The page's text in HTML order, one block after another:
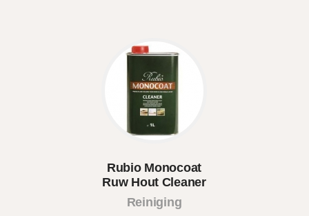
Rubio Monocoat
Ruw Hout Cleaner
(interio..
Reiniging